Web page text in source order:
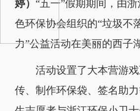
婷） “五一”假期期间，由
色环保协会组织的“垃圾不
力”公益活动在美丽的西子
活动设置了大本营游戏
传、制作环保袋、签名助